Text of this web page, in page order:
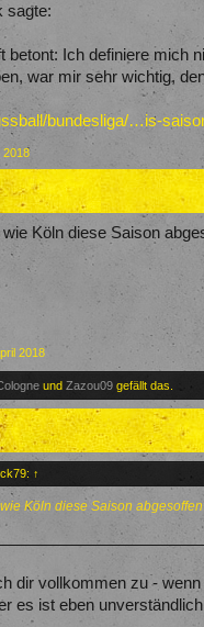
sagte:
betont: Ich definiere mich
war mir sehr wichtig,
bundesliga/…is-
2018
wie Köln diese Saison
2018
undZazou09 gefällt das.
↑
Köln diese Saison
dir vollkommen zu -
es ist eben